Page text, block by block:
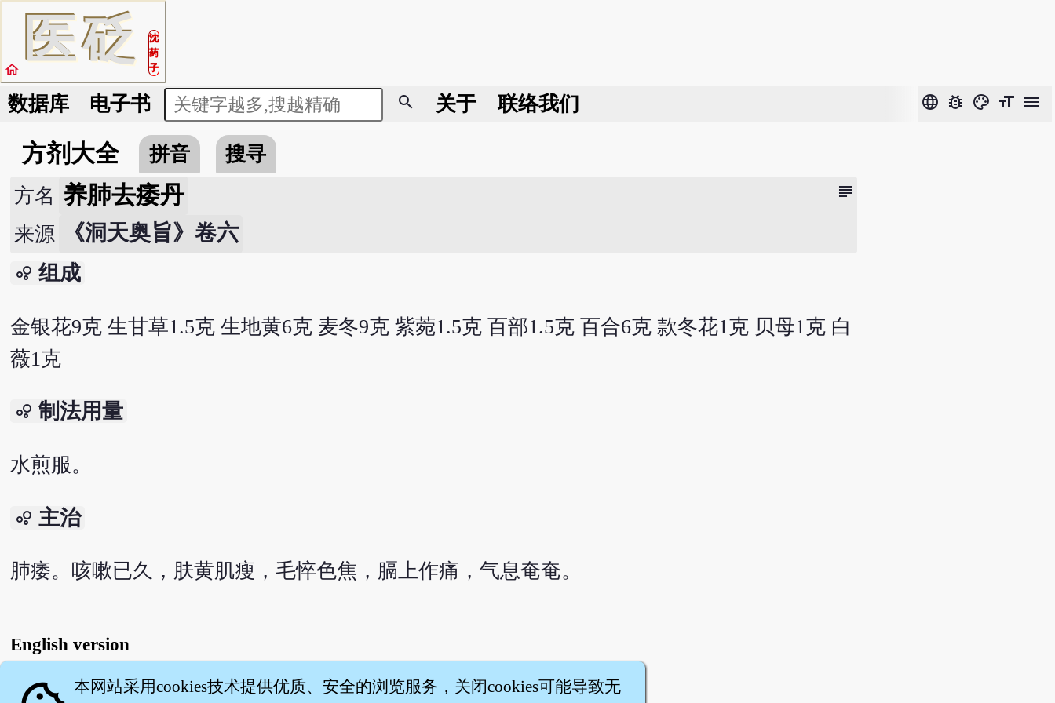
医砭
沈
药
子
home
数据库 电子书 search 关于 联络我们 language bug_report color_lens format_size menu
方剂大全 拼音 搜寻
subject
方名 养肺去痿丹
来源 《洞天奥旨》卷六
bubble_chart 组成
金银花9克 生甘草1.5克 生地黄6克 麦冬9克 紫菀1.5克 百部1.5克 百合6克 款冬花1克 贝母1克 白
薇1克
bubble_chart 制法用量
水煎服。
bubble_chart 主治
肺痿。咳嗽已久，肤黄肌瘦，毛悴色焦，膈上作痛，气息奄奄。
English version
本网站采用cookies技术提供优质、安全的浏览服务，关闭cookies可能导致无